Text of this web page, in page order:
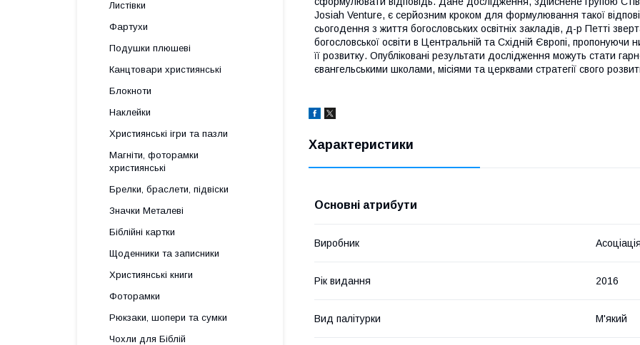
Josiah Venture, є серйозним кроком для формулювання такої
сьогодення з життя богословських освітніх закладів, д-р Петті
богословської освіти в Центральній та Східній Європі, пропонуючи
її розвитку. Опубліковані результати дослідження можуть стати
євангельськими школами, місіями та церквами стратегії свого
Характеристики
Основні атрибути
Виробник
Рік видання 2016
Вид палітурки М'який
Листівки
Фартухи
Подушки плюшеві
Канцтовари християнські
Блокноти
Наклейки
Християнські ігри та пазли
Магніти, фоторамки
християнські
Брелки, браслети, підвіски
Значки Металеві
Біблійні картки
Щоденники та записники
Християнські книги
Фоторамки
Рюкзаки, шопери та сумки
Чохли для Біблій